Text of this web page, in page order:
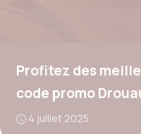
Profitez des
code promo
4 juillet 2025